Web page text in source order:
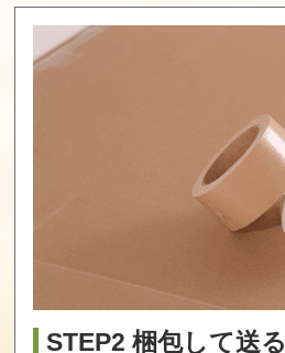
STEP2 梱包して送る